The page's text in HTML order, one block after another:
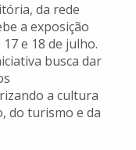
da rede
a exposição
e 18 de julho.
busca dar
a cultura
do turismo e da